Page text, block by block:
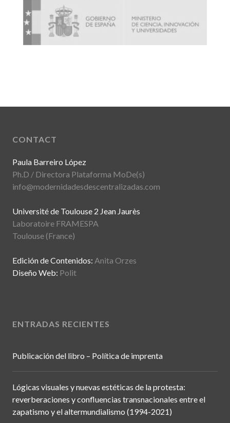
CONTACT
Paula Barreiro López
Ph.D / Directora Plataforma MoDe(s)
info@modernidadesdescentralizadas.com
Université de Toulouse 2 Jean Jaurès
Laboratoire FRAMESPA
Toulouse (France)
Edición de Contenidos: Anita Orzes
Diseño Web: Polit
ENTRADAS RECIENTES
Publicación del libro – Política de imprenta
Lógicas visuales y nuevas estéticas de la protesta:
reverberaciones y confluencias transnacionales entre el
zapatismo y el altermundialismo (1994-2021)